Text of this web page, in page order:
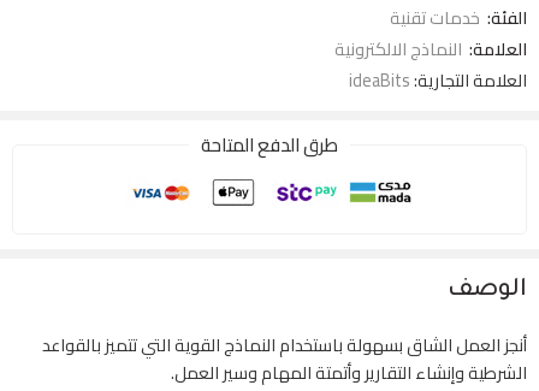
الفئة: خدمات تقنية
العلامة: النماذج الالكترونية
العلامة التجارية:ideaBits
طرق الدفع المتاحة
الوصف
أنجز العمل الشاق بسهولة باستخدام النماذج القوية التي تتميز بالقواعد
الشرطية وإنشاء التقارير وأتمتة المهام وسير العمل.